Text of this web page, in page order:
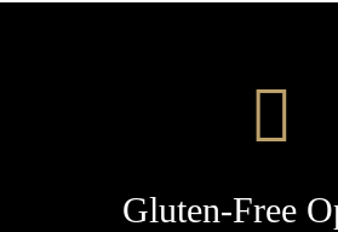
Gluten-Free